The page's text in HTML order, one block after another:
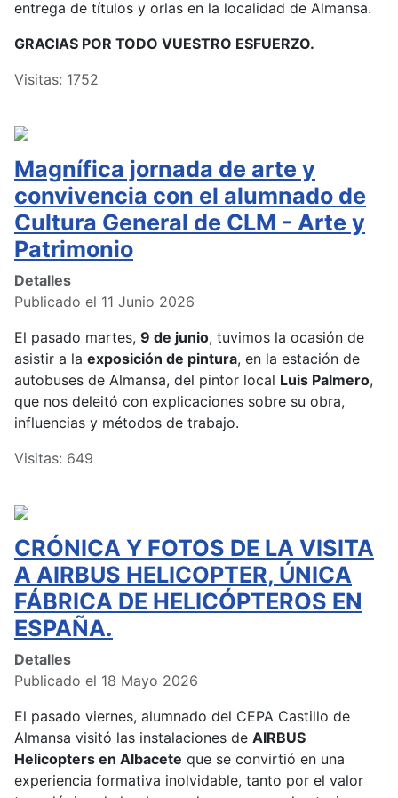
entrega de títulos y orlas en la localidad de Almansa.
GRACIAS POR TODO VUESTRO ESFUERZO.
Visitas: 1752
Magnífica jornada de arte y
convivencia con el alumnado de
Cultura General de CLM - Arte y
Patrimonio
Detalles
Publicado el 11 Junio 2026
El pasado martes, 9 de junio, tuvimos la ocasión de
asistir a la exposición de pintura, en la estación de
autobuses de Almansa, del pintor local Luis Palmero,
que nos deleitó con explicaciones sobre su obra,
influencias y métodos de trabajo.
Visitas: 649
CRÓNICA Y FOTOS DE LA VISITA
A AIRBUS HELICOPTER, ÚNICA
FÁBRICA DE HELICÓPTEROS EN
ESPAÑA.
Detalles
Publicado el 18 Mayo 2026
El pasado viernes, alumnado del CEPA Castillo de
Almansa visitó las instalaciones de AIRBUS
Helicopters en Albacete que se convirtió en una
experiencia formativa inolvidable, tanto por el valor